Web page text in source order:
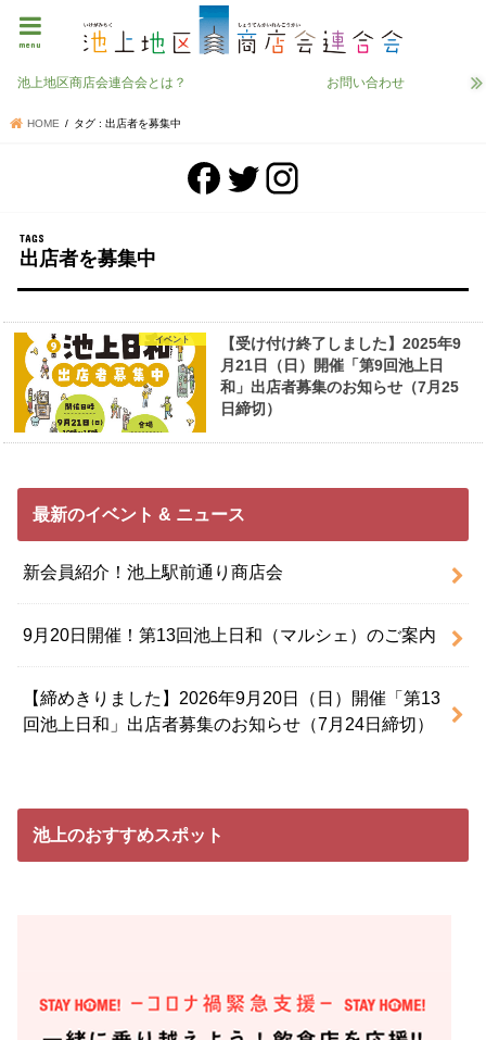
menu
池上地区商店会連合会とは？ お問い合わせ
HOME タグ : 出店者を募集中
出店者を募集中
イベント
【受け付け終了しました】2025年9
月21日（日）開催「第9回池上日
和」出店者募集のお知らせ（7月25
日締切）
最新のイベント & ニュース
新会員紹介！池上駅前通り商店会
9月20日開催！第13回池上日和（マルシェ）のご案内
【締めきりました】2026年9月20日（日）開催「第13
回池上日和」出店者募集のお知らせ（7月24日締切）
池上のおすすめスポット